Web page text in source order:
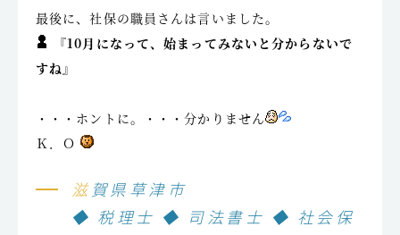
最後に、社保の職員さんは言いました。
『10月になって、始まってみないと分からないで
すね』
・・・ホントに。・・・分かりません
Ｋ．Ｏ
滋賀県草津市
◆ 税理士 ◆ 司法書士 ◆ 社会保